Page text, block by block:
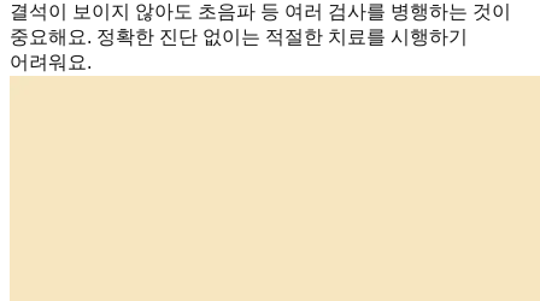
결석이 보이지 않아도 초음파 등 여러 검사를 병행하는 것이
중요해요. 정확한 진단 없이는 적절한 치료를 시행하기
어려워요.